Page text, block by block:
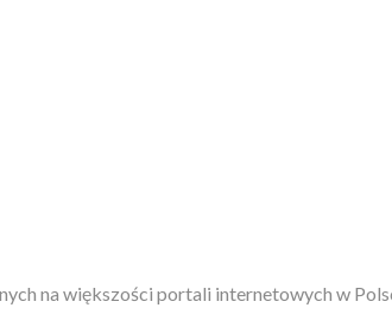
na większości portali internetowych w